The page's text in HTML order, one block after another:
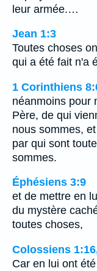
leur armée.…
Jean 1:3
Toutes choses
qui a été fait n'a
1 Corinthiens
néanmoins pour
Père, de qui
nous sommes,
par qui sont
sommes.
Éphésiens 3:9
et de mettre en
du mystère
toutes choses,
Colossiens
Car en lui ont